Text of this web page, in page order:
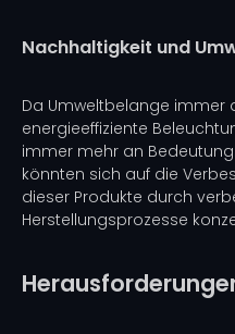
Nachhaltigkeit und
Da Umweltbelange immer
energieeffiziente
immer mehr an
könnten sich auf die
dieser Produkte durch
Herstellungsprozesse